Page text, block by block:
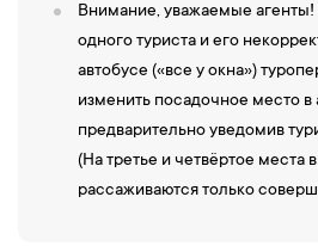
Внимание, уважаемые
одного туриста и его
автобусе («все у окна»)
изменить посадочное место в
предварительно уведомив
(На третье и четвёртое места
рассаживаются только